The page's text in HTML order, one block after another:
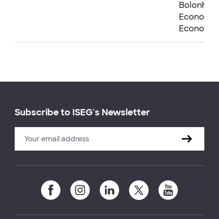
Bolonha
Subscribe to ISEG's Newsletter